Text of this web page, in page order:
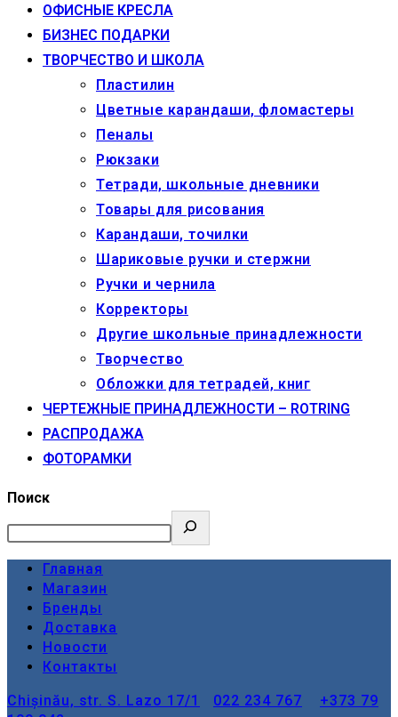
ОФИСНЫЕ КРЕСЛА
БИЗНЕС ПОДАРКИ
ТВОРЧЕСТВО И ШКОЛА
Пластилин
Цветные карандаши, фломастеры
Пеналы
Рюкзаки
Тетради, школьные дневники
Товары для рисования
Карандаши, точилки
Шариковые ручки и стержни
Ручки и чернила
Корректоры
Другие школьные принадлежности
Творчество
Обложки для тетрадей, книг
ЧЕРТЕЖНЫЕ ПРИНАДЛЕЖНОСТИ – ROTRING
РАСПРОДАЖА
ФОТОРАМКИ
Поиск
Главная
Магазин
Бренды
Доставка
Новости
Контакты
Chișinău, str. S. Lazo 17/1
022 234 767
+373 79